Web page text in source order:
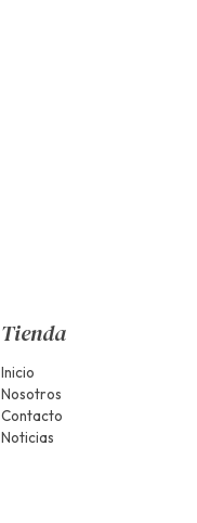
Tienda
Inicio
Nosotros
Contacto
Noticias